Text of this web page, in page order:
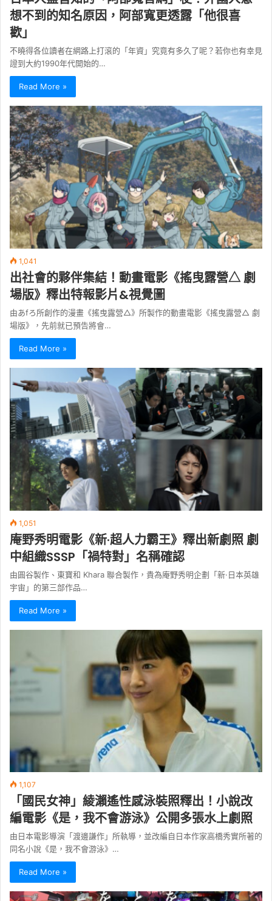
想不到的知名原因，阿部寬更透露「他很喜
歡」
不曉得各位讀者在網路上打滾的「年資」究竟有多久了呢？若你也有幸見
證到大約1990年代開始的…
Read More »
1,041
出社會的夥伴集結！動畫電影《搖曳露營△ 劇
場版》釋出特報影片&視覺圖
由あfろ所創作的漫畫《搖曳露營△》所製作的動畫電影《搖曳露營△ 劇
場版》，先前就已預告將會…
Read More »
1,051
庵野秀明電影《新·超人力霸王》釋出新劇照 劇
中組織SSSP「禍特對」名稱確認
由圓谷製作、東寶和 Khara 聯合製作，貴為庵野秀明企劃「新·日本英雄
宇宙」的第三部作品…
Read More »
1,107
「國民女神」綾瀨遙性感泳裝照釋出！小說改
編電影《是，我不會游泳》公開多張水上劇照
由日本電影導演「渡邊謙作」所執導，並改編自日本作家高橋秀實所著的
同名小說《是，我不會游泳》…
Read More »